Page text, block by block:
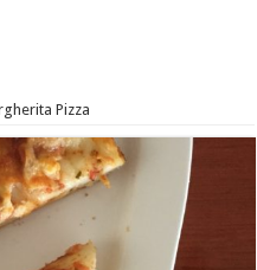
Pizza